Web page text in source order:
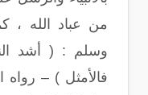
من عباد الله ،
وسلم : ( أشد
فالأمثل ) – رواه